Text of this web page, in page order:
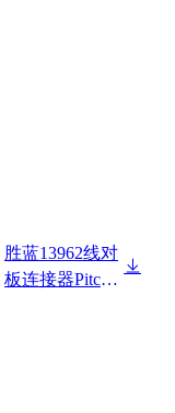
胜蓝13962线对
板连接器Pitch